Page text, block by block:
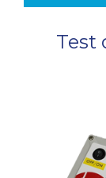
Test